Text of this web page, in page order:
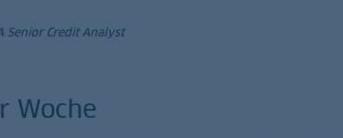
Senior Credit Analyst
Woche